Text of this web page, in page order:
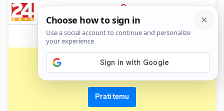
PRIJAVA
News
majke
Prati temu